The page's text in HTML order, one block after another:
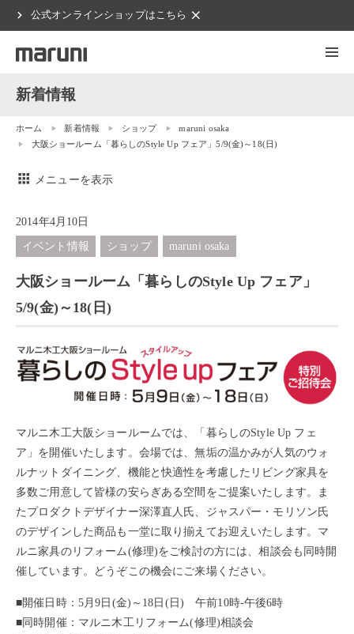
chevron_right 公式オンラインショップはこちら clear
新着情報
ホーム 新着情報 ショップ
maruni osaka
大阪ショールーム「暮らしのStyle Up フェア」5/9(金)～18(日)
apps メニューを表示
2014年4月10日
イベント情報
ショップ maruni osaka
大阪ショールーム「暮らしのStyle Up フェア」
5/9(金)～18(日)
マルニ木工大阪ショールームでは、「暮らしのStyle Up フェ
ア」を開催いたします。会場では、無垢の温かみが人気のウォ
ルナットダイニング、機能と快適性を考慮したリビング家具を
多数ご用意して皆様の安らぎある空間をご提案いたします。ま
たプロダクトデザイナー深澤直人氏、ジャスパー・モリソン氏
のデザインした商品も一堂に取り揃えてお迎えいたします。マ
ルニ家具のリフォーム(修理)をご検討の方には、相談会も同時開
催しています。どうぞこの機会にご来場ください。
■開催日時：5月9日(金)～18日(日) 午前10時-午後6時
■同時開催：マルニ木工リフォーム(修理)相談会